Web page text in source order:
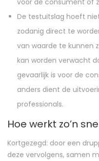
voor de consument of
De testuitslag hoeft
zodanig direct te
van waarde te kunnen
kan worden verwacht
gevaarlijk is voor de
anders dient de
professionals.
Hoe werkt zo’n
Kortgezegd: door een
deze vervolgens, samen